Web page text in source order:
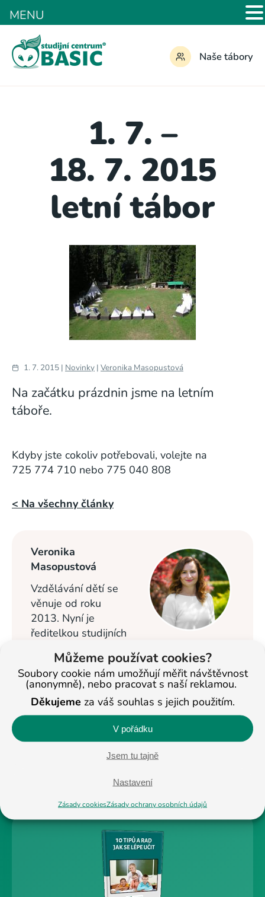
Můžeme používat cookies?
Soubory cookie nám umožňují měřit návštěvnost
(anonymně), nebo pracovat s naší reklamou.
Děkujeme za váš souhlas s jejich použitím.
V pořádku
Jsem tu tajně
Nastavení
Zásady cookiesZásady ochrany osobních údajů
Naše tábory
1. 7. –
18. 7. 2015
letní tábor
1. 7. 2015 | Novinky | Veronika Masopustová
Na začátku prázdnin jsme na letním
táboře.
Kdyby jste cokoliv potřebovali, volejte na
725 774 710 nebo 775 040 808
< Na všechny články
Veronika
Masopustová
Vzdělávání dětí se
věnuje od roku
2013. Nyní je
ředitelkou studijních
pomáhá ostatním pobočkám. Na
celostátní úrovni se věnuje též propagaci
studijních center BASIC.
Profil na LinkedIn
MENU